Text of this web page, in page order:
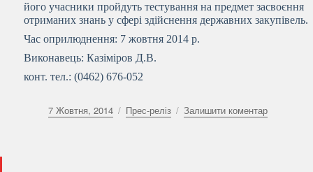
його учасники пройдуть тестування на предмет засвоєння
отриманих знань у сфері здійснення державних закупівель.
Час оприлюднення: 7 жовтня 2014 р.
Виконавець: Казіміров Д.В.
конт. тел.: (0462) 676-052
Оприлюднено
7 Жовтня, 2014 Категорії
Прес-реліз Залишити коментардо